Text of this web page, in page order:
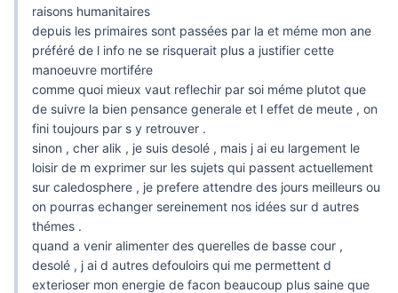
raisons humanitaires
depuis les primaires sont passées par la et méme mon ane
préféré de l info ne se risquerait plus a justifier cette
manoeuvre mortifére
comme quoi mieux vaut reflechir par soi méme plutot que
de suivre la bien pensance generale et l effet de meute , on
fini toujours par s y retrouver .
sinon , cher alik , je suis desolé , mais j ai eu largement le
loisir de m exprimer sur les sujets qui passent actuellement
sur caledosphere , je prefere attendre des jours meilleurs ou
on pourras echanger sereinement nos idées sur d autres
thémes .
quand a venir alimenter des querelles de basse cour ,
desolé , j ai d autres defouloirs qui me permettent d
exterioser mon energie de facon beaucoup plus saine que